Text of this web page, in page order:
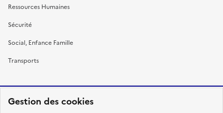
Gestion des cookies
Ressources Humaines
Sécurité
Social, Enfance Famille
Transports